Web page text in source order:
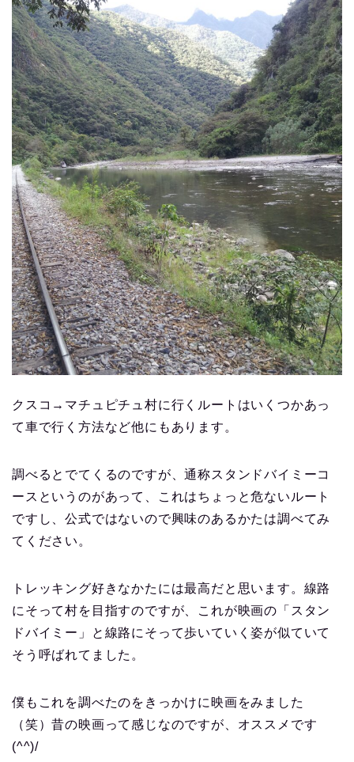
クスコ→マチュピチュ村に行くルートはいくつかあっ
て車で行く方法など他にもあります。
調べるとでてくるのですが、通称スタンドバイミーコ
ースというのがあって、これはちょっと危ないルート
ですし、公式ではないので興味のあるかたは調べてみ
てください。
トレッキング好きなかたには最高だと思います。線路
にそって村を目指すのですが、これが映画の「スタン
ドバイミー」と線路にそって歩いていく姿が似ていて
そう呼ばれてました。
僕もこれを調べたのをきっかけに映画をみました
（笑）昔の映画って感じなのですが、オススメです
(^^)/